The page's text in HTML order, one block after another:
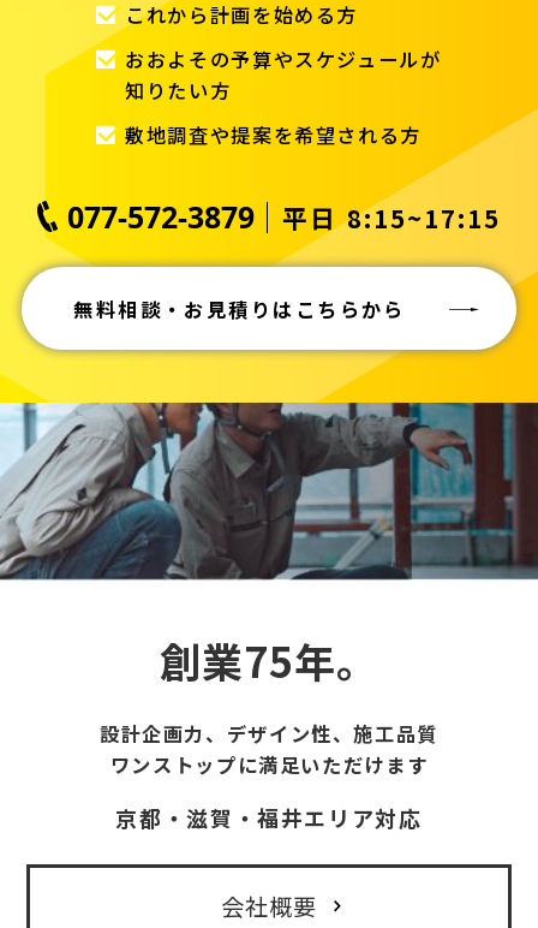
これから計画を始める方
おおよその予算やスケジュールが
知りたい方
敷地調査や提案を希望される方
077-572-3879 平日 8:15~17:15
無料相談・お見積りはこちらから
創業75年。
設計企画力、デザイン性、施工品質
ワンストップに満足いただけます
京都・滋賀・福井エリア対応
会社概要